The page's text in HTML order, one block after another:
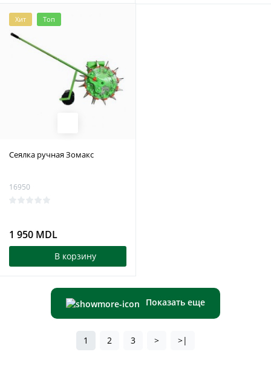
Хит Топ
Сеялка ручная Зомакс
16950
1 950 MDL
В корзину
Показать еще
1 2 3 > >|